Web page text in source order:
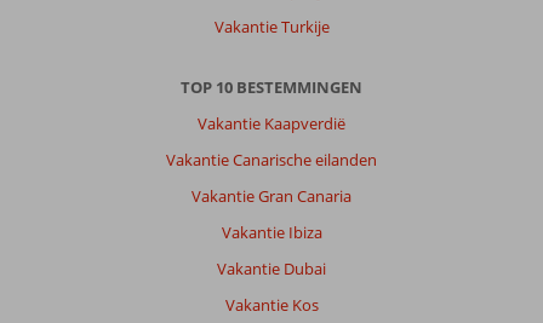
Vakantie Turkije
TOP 10 BESTEMMINGEN
Vakantie Kaapverdië
Vakantie Canarische eilanden
Vakantie Gran Canaria
Vakantie Ibiza
Vakantie Dubai
Vakantie Kos